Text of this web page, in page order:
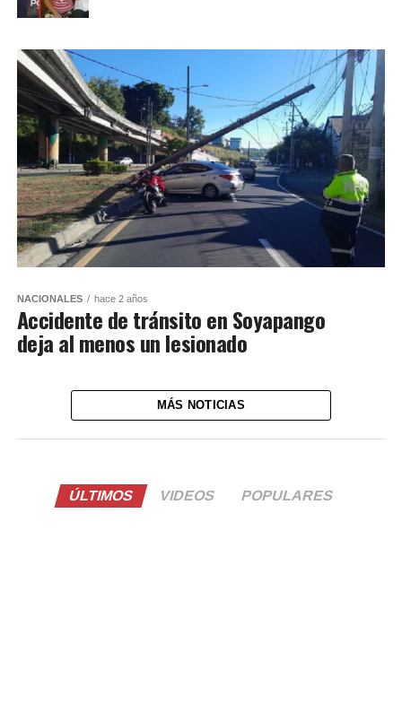
NACIONALES hace 2 años
Accidente de tránsito en Soyapango
deja al menos un lesionado
MÁS NOTICIAS
ÚLTIMOS VIDEOS POPULARES